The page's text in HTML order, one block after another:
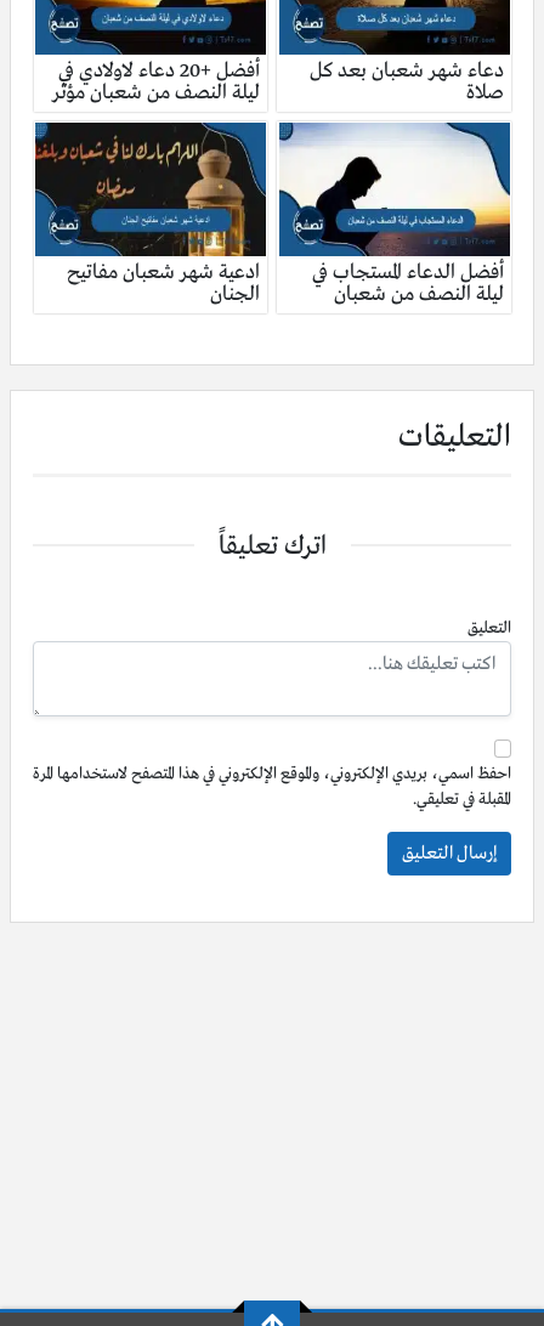
دعاء شهر شعبان بعد كل
صلاة
أفضل +20 دعاء لاولادي في
ليلة النصف من شعبان مؤثر
أفضل الدعاء المستجاب في
ليلة النصف من شعبان
ادعية شهر شعبان مفاتيح
الجنان
التعليقات
اترك تعليقاً
التعليق
احفظ اسمي، بريدي الإلكتروني، والموقع الإلكتروني في هذا المتصفح لاستخدامها المرة
المقبلة في تعليقي.